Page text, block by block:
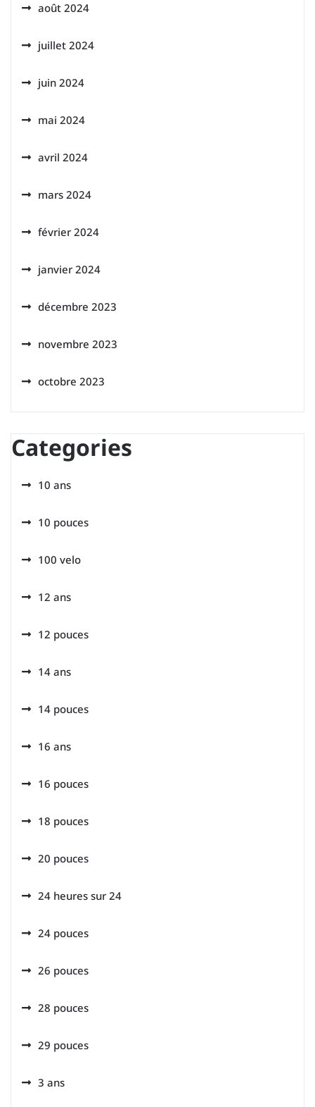
août 2024
juillet 2024
juin 2024
mai 2024
avril 2024
mars 2024
février 2024
janvier 2024
décembre 2023
novembre 2023
octobre 2023
Categories
10 ans
10 pouces
100 velo
12 ans
12 pouces
14 ans
14 pouces
16 ans
16 pouces
18 pouces
20 pouces
24 heures sur 24
24 pouces
26 pouces
28 pouces
29 pouces
3 ans